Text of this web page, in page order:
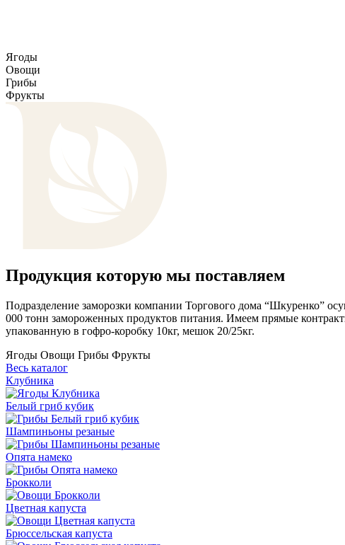
Ягоды
Овощи
Грибы
Фрукты
Продукция которую мы поставляем
Подразделение заморозки компании Торгового дома “Шкуренко”
000 тонн замороженных продуктов питания. Имеем прямые
упакованную в гофро-коробку 10кг, мешок 20/25кг.
Ягоды Овощи Грибы Фрукты
Весь каталог
Клубника
Белый гриб кубик
Шампиньоны резаные
Опята намеко
Брокколи
Цветная капуста
Брюссельская капуста